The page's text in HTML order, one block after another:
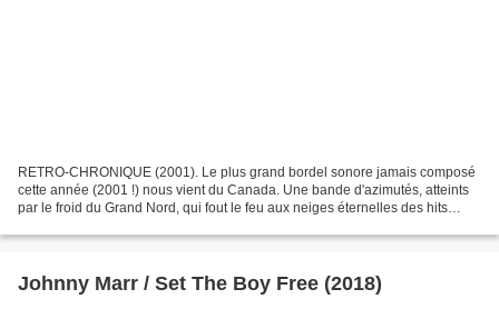
RETRO-CHRONIQUE (2001). Le plus grand bordel sonore jamais composé
cette année (2001 !) nous vient du Canada. Une bande d'azimutés, atteints
par le froid du Grand Nord, qui fout le feu aux neiges éternelles des hits
Johnny Marr / Set The Boy Free (2018)